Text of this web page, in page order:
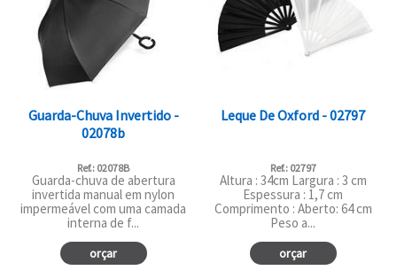
Guarda-Chuva Invertido -
02078b
Ref.: 02078B
Guarda-chuva de abertura
invertida manual em nylon
impermeável com uma camada
interna de f...
orçar
Leque De Oxford - 02797
Ref.: 02797
Altura : 34cm Largura : 3 cm
Espessura : 1,7 cm
Comprimento : Aberto: 64 cm
Peso a...
orçar